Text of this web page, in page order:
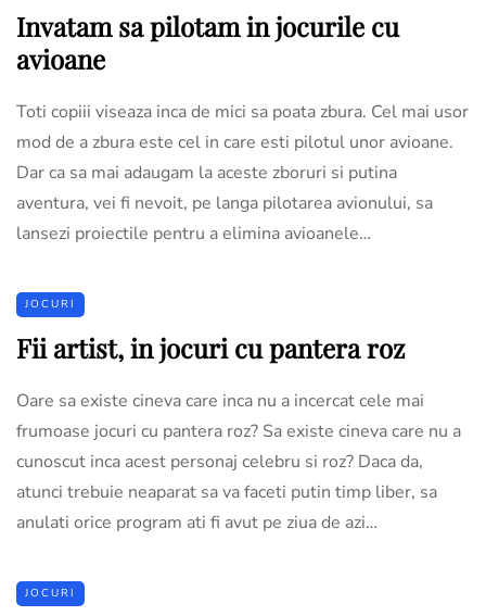
Invatam sa pilotam in jocurile cu
avioane
Toti copiii viseaza inca de mici sa poata zbura. Cel mai usor
mod de a zbura este cel in care esti pilotul unor avioane.
Dar ca sa mai adaugam la aceste zboruri si putina
aventura, vei fi nevoit, pe langa pilotarea avionului, sa
lansezi proiectile pentru a elimina avioanele…
JOCURI
Fii artist, in jocuri cu pantera roz
Oare sa existe cineva care inca nu a incercat cele mai
frumoase jocuri cu pantera roz? Sa existe cineva care nu a
cunoscut inca acest personaj celebru si roz? Daca da,
atunci trebuie neaparat sa va faceti putin timp liber, sa
anulati orice program ati fi avut pe ziua de azi…
JOCURI